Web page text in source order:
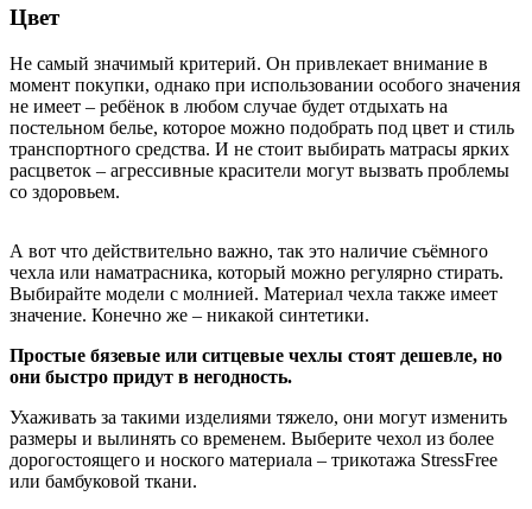
Цвет
Не самый значимый критерий. Он привлекает внимание в
момент покупки, однако при использовании особого значения
не имеет – ребёнок в любом случае будет отдыхать на
постельном белье, которое можно подобрать под цвет и стиль
транспортного средства. И не стоит выбирать матрасы ярких
расцветок – агрессивные красители могут вызвать проблемы
со здоровьем.
А вот что действительно важно, так это наличие съёмного
чехла или наматрасника, который можно регулярно стирать.
Выбирайте модели с молнией. Материал чехла также имеет
значение. Конечно же – никакой синтетики.
Простые бязевые или ситцевые чехлы стоят дешевле, но
они быстро придут в негодность.
Ухаживать за такими изделиями тяжело, они могут изменить
размеры и вылинять со временем. Выберите чехол из более
дорогостоящего и ноского материала – трикотажа StressFree
или бамбуковой ткани.